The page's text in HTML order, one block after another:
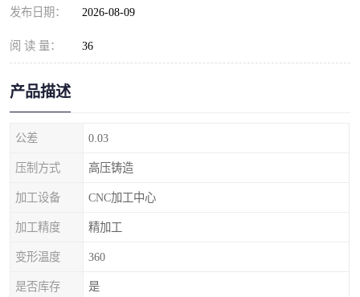
发布日期： 2026-08-09
阅 读 量： 36
产品描述
公差 0.03
压制方式 高压铸造
加工设备 CNC加工中心
加工精度 精加工
变形温度 360
是否库存 是